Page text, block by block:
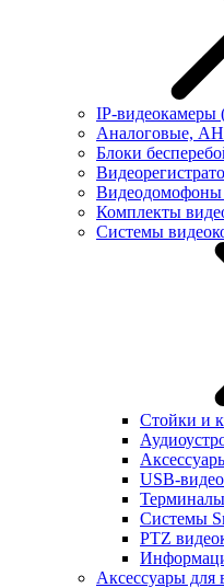
IP-видеокамеры
Аналоговые,
Блоки
Видеодомофоны
Комплекты
Системы
Стойки и
USB-
Системы
PTZ
Аксессуары для